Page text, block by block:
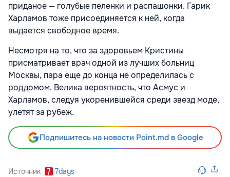
приданое — голубые пеленки и распашонки. Гарик
Харламов тоже присоединяется к ней, когда
выдается свободное время.
Несмотря на то, что за здоровьем Кристины
присматривает врач одной из лучших больниц
Москвы, пара еще до конца не определилась с
роддомом. Велика вероятность, что Асмус и
Харламов, следуя укоренившейся среди звезд моде,
улетят за рубеж.
Подпишитесь на новости Point.md в Google
Источник 7days